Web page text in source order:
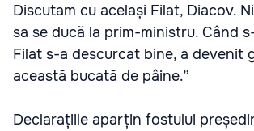
Discutam cu același Filat, Diacov.
sa se ducă la prim-ministru. Când
Filat s-a descurcat bine, a devenit
această bucată de pâine.”
Declarațiile aparțin fostului